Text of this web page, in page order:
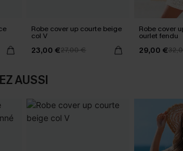
Robe cover up courte beige
col V
23,00 €27,00 €
Robe cover
ourlet fendu
29,00 €
AUSSI